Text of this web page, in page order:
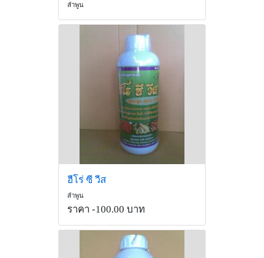
ลำพูน
ฮีโร่ ซี วีส
ลำพูน
ราคา -100.00 บาท